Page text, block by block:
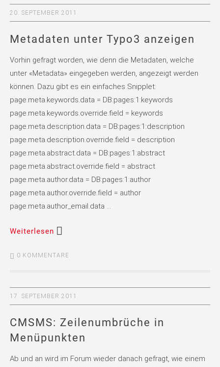
20. SEPTEMBER 2011
Metadaten unter Typo3 anzeigen
Vorhin gefragt worden, wie denn die Metadaten, welche
unter «Metadata» eingegeben werden, angezeigt werden
können. Dazu gibt es ein einfaches Snipplet:
page.meta.keywords.data = DB:pages:1:keywords
page.meta.keywords.override.field = keywords
page.meta.description.data = DB:pages:1:description
page.meta.description.override.field = description
page.meta.abstract.data = DB:pages:1:abstract
page.meta.abstract.override.field = abstract
page.meta.author.data = DB:pages:1:author
page.meta.author.override.field = author
page.meta.author_email.data …
Weiterlesen
0 KOMMENTARE
17. SEPTEMBER 2011
CMSMS: Zeilenumbrüche in
Menüpunkten
Ab und an wird im Forum wieder danach gefragt, wie einem